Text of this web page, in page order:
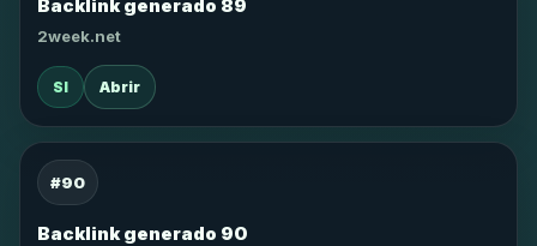
Backlink generado 89
2week.net
SI Abrir
#90
Backlink generado 90